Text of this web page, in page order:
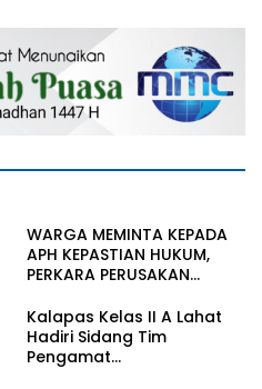
WARGA MEMINTA KEPADA
APH KEPASTIAN HUKUM,
PERKARA PERUSAKAN
Kalapas Kelas II A Lahat
Hadiri Sidang Tim
Pengamat